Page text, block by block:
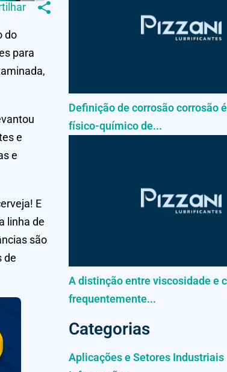
do
para
e
e
E
linha de
são
de
Definição de corrosão corrosão
físico-químico de...
A distinção entre viscosidade e
frequentemente...
Categorias
Aplicações e Setores Industriais